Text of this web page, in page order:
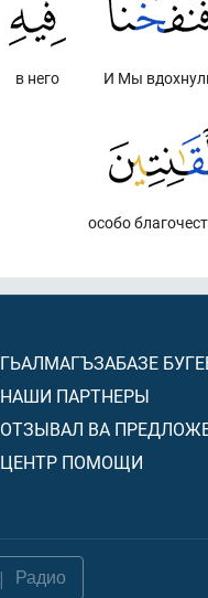
И Мы
в него
особо
ГЬАЛМАГЪЗАБАЗЕ
НАШИ ПАРТНЕРЫ
ОТЗЫВАЛ ВА
ЦЕНТР ПОМОЩИ
Радио